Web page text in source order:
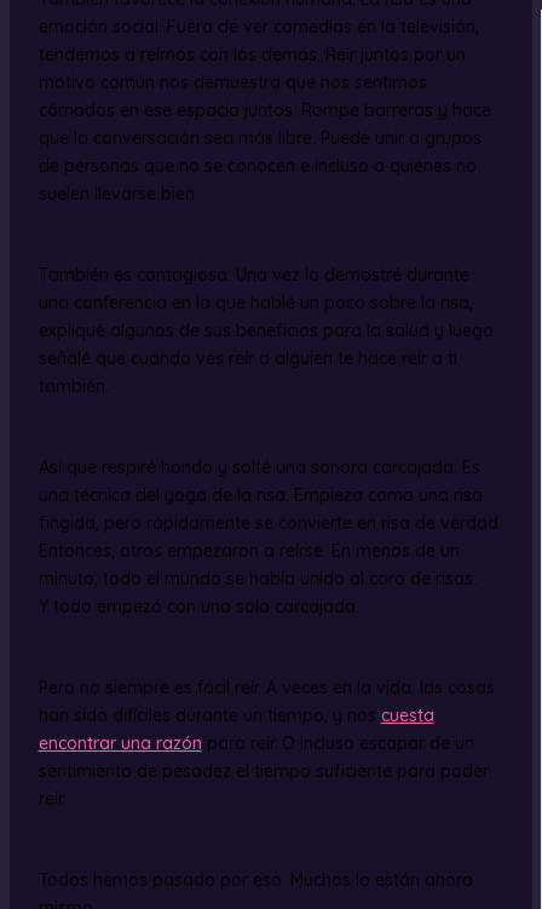
emoción social. Fuera de ver comedias en la televisión,
tendemos a reírnos con los demás. Reír juntos por un
motivo común nos demuestra que nos sentimos
cómodos en ese espacio juntos. Rompe barreras y hace
que la conversación sea más libre. Puede unir a grupos
de personas que no se conocen e incluso a quienes no
suelen llevarse bien.
También es contagiosa. Una vez lo demostré durante
una conferencia en la que hablé un poco sobre la risa,
expliqué algunos de sus beneficios para la salud y luego
señalé que cuando ves reír a alguien te hace reír a ti
también.
Así que respiré hondo y solté una sonora carcajada. Es
una técnica del yoga de la risa. Empieza como una risa
fingida, pero rápidamente se convierte en risa de verdad.
Entonces, otros empezaron a reírse. En menos de un
minuto, todo el mundo se había unido al coro de risas.
Y todo empezó con una sola carcajada.
Pero no siempre es fácil reír. A veces en la vida, las cosas
han sido difíciles durante un tiempo, y nos cuesta
encontrar una razón para reír. O incluso escapar de un
sentimiento de pesadez el tiempo suficiente para poder
reír.
Todos hemos pasado por eso. Muchos lo están ahora